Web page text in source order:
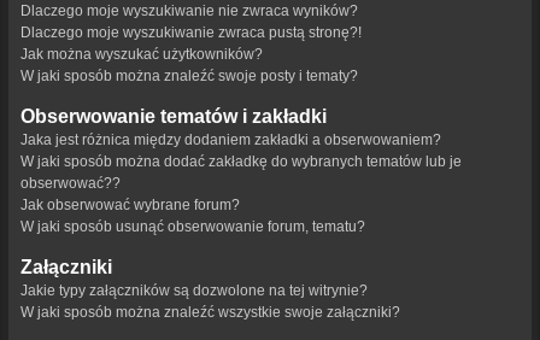
Dlaczego moje wyszukiwanie nie zwraca wyników?
Dlaczego moje wyszukiwanie zwraca pustą stronę?!
Jak można wyszukać użytkowników?
W jaki sposób można znaleźć swoje posty i tematy?
Obserwowanie tematów i zakładki
Jaka jest różnica między dodaniem zakładki a obserwowaniem?
W jaki sposób można dodać zakładkę do wybranych tematów lub je
obserwować??
Jak obserwować wybrane forum?
W jaki sposób usunąć obserwowanie forum, tematu?
Załączniki
Jakie typy załączników są dozwolone na tej witrynie?
W jaki sposób można znaleźć wszystkie swoje załączniki?